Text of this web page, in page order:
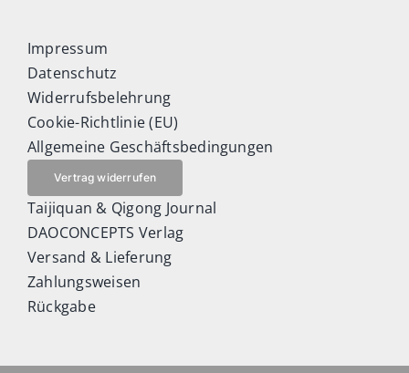
Impressum
Datenschutz
Widerrufsbelehrung
Cookie-Richtlinie (EU)
Allgemeine Geschäftsbedingungen
Vertrag widerrufen
Taijiquan & Qigong Journal
DAOCONCEPTS Verlag
Versand & Lieferung
Zahlungsweisen
Rückgabe